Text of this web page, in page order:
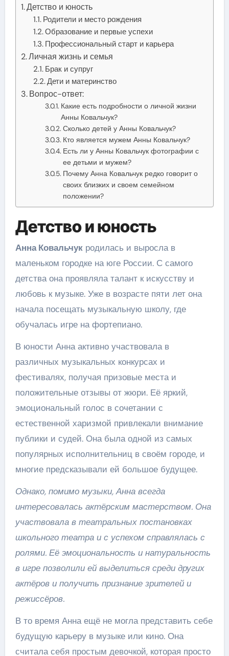
Детство и юность
Родители и место рождения
Образование и первые успехи
Профессиональный старт и карьера
Личная жизнь и семья
Брак и супруг
Дети и материнство
Вопрос-ответ:
Какие есть подробности о личной жизни
Анны Ковальчук?
Сколько детей у Анны Ковальчук?
Кто является мужем Анны Ковальчук?
Есть ли у Анны Ковальчук фотографии с
ее детьми и мужем?
Почему Анна Ковальчук редко говорит о
своих близких и своем семейном
положении?
Детство и юность
Анна Ковальчукродилась и выросла в
маленьком городке на юге России. С самого
детства она проявляла талант к искусству и
любовь к музыке. Уже в возрасте пяти лет она
начала посещать музыкальную школу, где
обучалась игре на фортепиано.
В юности Анна активно участвовала в
различных музыкальных конкурсах и
фестивалях, получая призовые места и
положительные отзывы от жюри. Её яркий,
эмоциональный голос в сочетании с
естественной харизмой привлекали внимание
публики и судей. Она была одной из самых
популярных исполнительниц в своём городе, и
многие предсказывали ей большое будущее.
Однако, помимо музыки, Анна всегда
интересовалась актёрским мастерством. Она
участвовала в театральных постановках
школьного театра и с успехом справлялась с
ролями. Её эмоциональность и натуральность
в игре позволили ей выделиться среди других
актёров и получить признание зрителей и
режиссёров.
В то время Анна ещё не могла представить себе
будущую карьеру в музыке или кино. Она
считала себя простым девочкой, которая просто